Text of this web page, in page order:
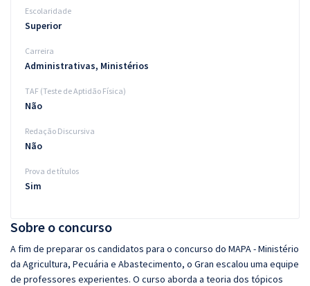
Sobre o concurso
A fim de preparar os candidatos para o concurso do MAPA - Ministério
da Agricultura, Pecuária e Abastecimento, o Gran escalou uma equipe
de professores experientes. O curso aborda a teoria dos tópicos
Escolaridade
Superior
Carreira
Administrativas, Ministérios
TAF (Teste de Aptidão Física)
Não
Redação Discursiva
Não
Prova de títulos
Sim